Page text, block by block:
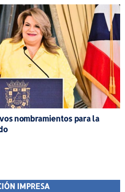
nombramientos para la
IMPRESA